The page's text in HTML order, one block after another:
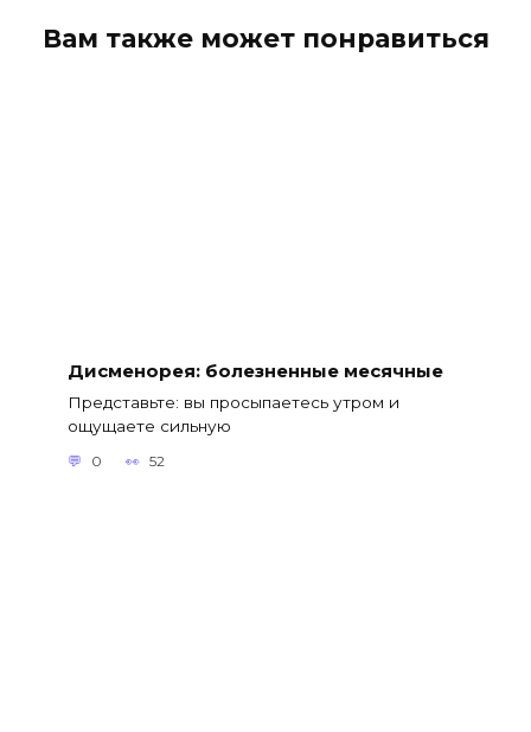
Вам также может понравиться
Дисменорея: болезненные месячные
Представьте: вы просыпаетесь утром и
ощущаете сильную
0 52